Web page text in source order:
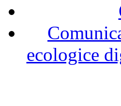
ecologice